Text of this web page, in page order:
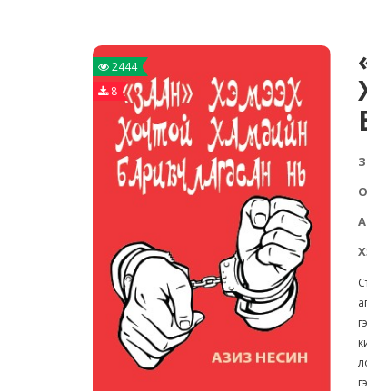
2444
8